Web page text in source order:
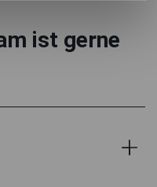
ist gerne